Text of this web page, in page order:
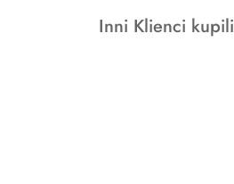
statusie:
Produkty
Inni Klienci